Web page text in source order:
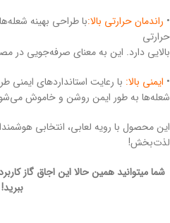
• راندمان حرارتی بالا:با طراحی بهینه
حرارتی
بالایی دارد. این به معنای صرفه‌جویی در
• ایمنی بالا: با رعایت استانداردهای
شعله‌ها به طور ایمن روشن و خاموش
این محصول با رویه لعابی، انتخابی
لذت‌بخش!
شما میتوانید همین حالا این اجاق گاز
ببرید!